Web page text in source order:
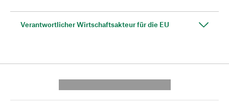
Verantwortlicher Wirtschaftsakteur für die EU